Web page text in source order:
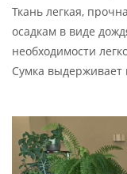
Ткань легкая,
осадкам в виде
необходимости
Сумка выдерживает